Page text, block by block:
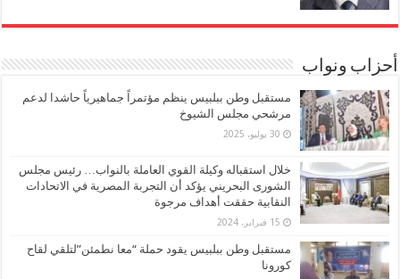
أحزاب ونواب
مستقبل وطن ببلبيس ينظم مؤتمراً جماهيرياً حاشدا لدعم
مرشحي مجلس الشيوخ
30 يوليو، 2025
خلال استقباله وكيلة القوي العاملة بالنواب… رئيس مجلس
الشورى البحريني يؤكد أن التجربة المصرية في الاتحادات
النقابية حققت أهداف مرجوة
15 فبراير، 2024
مستقبل وطن ببلبيس يقود حملة “معا نطمئن”لتلقي لقاح
كورونا